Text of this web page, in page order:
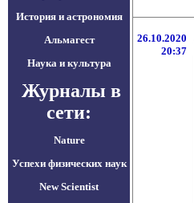
История и астрономия
Альмагест
Наука и культура
Журналы в
сети:
Nature
Успехи физических наук
New Scientist
26.10.2020
20:37